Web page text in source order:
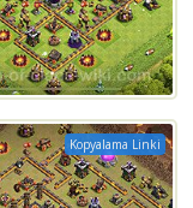
Kopyalama Linki